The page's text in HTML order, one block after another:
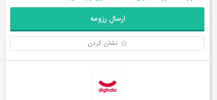
ارسال رزومه
نشان کردن